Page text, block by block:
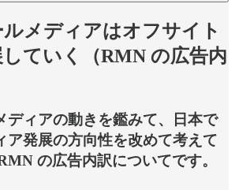
ルメディアはオフサイト
ていく（RMN の広告内
ディアの動きを鑑みて、日本で
ア発展の方向性を改めて考えて
の広告内訳についてです。